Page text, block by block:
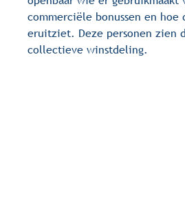
commerciële bonussen en hoe
eruitziet. Deze personen zien
collectieve winstdeling.